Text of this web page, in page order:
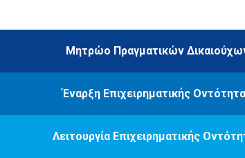
Μητρώο Πραγματικών
Έναρξη Επιχειρηματικής
Λειτουργία Επιχειρηματικής